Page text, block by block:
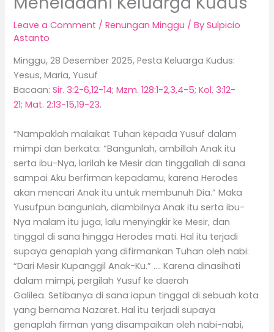
Leave a Comment /Renungan Minggu / BySulpicio
Astanto
Minggu, 28 Desember 2025, Pesta Keluarga Kudus:
Yesus, Maria, Yusuf
Bacaan:Sir. 3:2-6,12-14;Mzm. 128:1-2,3,4-5;Kol. 3:12-
21;Mat. 2:13-15,19-23.
“Nampaklah malaikat Tuhan kepada Yusuf dalam
mimpi dan berkata: “Bangunlah, ambillah Anak itu
serta ibu-Nya, larilah ke Mesir dan tinggallah di sana
sampai Aku berfirman kepadamu, karena Herodes
akan mencari Anak itu untuk membunuh Dia.” Maka
Yusufpun bangunlah, diambilnya Anak itu serta ibu-
Nya malam itu juga, lalu menyingkir ke Mesir, dan
tinggal di sana hingga Herodes mati. Hal itu terjadi
supaya genaplah yang difirmankan Tuhan oleh nabi:
“Dari Mesir Kupanggil Anak-Ku.” …. Karena dinasihati
dalam mimpi, pergilah Yusuf ke daerah
Galilea. Setibanya di sana iapun tinggal di sebuah kota
yang bernama Nazaret. Hal itu terjadi supaya
genaplah firman yang disampaikan oleh nabi-nabi,